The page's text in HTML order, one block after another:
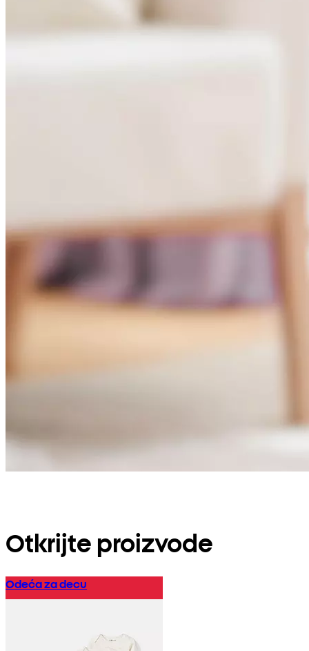
Otkrijte proizvode
Odeća za decu